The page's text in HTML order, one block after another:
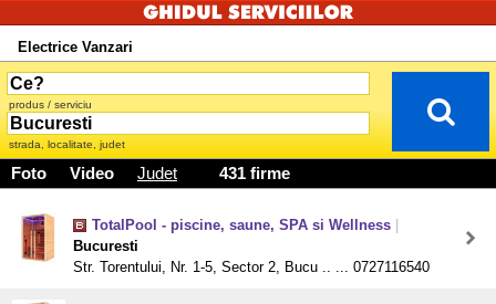
Electrice Vanzari
produs / serviciu
strada, localitate, judet
Foto Video Judet 431 firme
TotalPool - piscine, saune, SPA si Wellness
Bucuresti
Str. Torentului, Nr. 1-5, Sector 2, Bucu .. ... 0727116540